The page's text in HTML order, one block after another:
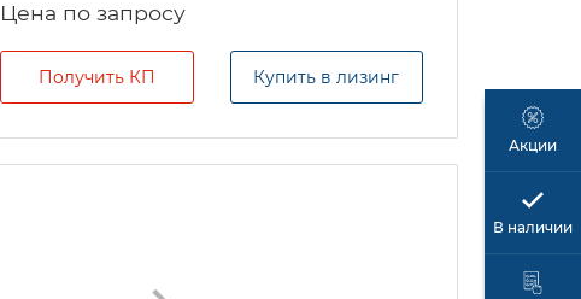
Цена по запросу
Получить КП Купить в лизинг
Акции
В наличии